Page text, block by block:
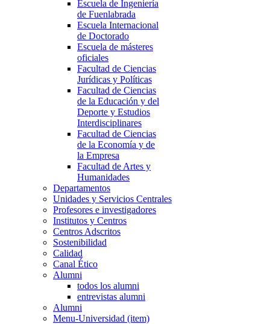
Escuela de Ingeniería
de Fuenlabrada
Escuela Internacional
de Doctorado
Escuela de másteres
oficiales
Facultad de Ciencias
Jurídicas y Políticas
Facultad de Ciencias
de la Educación y del
Deporte y Estudios
Interdisciplinares
Facultad de Ciencias
de la Economía y de
la Empresa
Facultad de Artes y
Humanidades
Departamentos
Unidades y Servicios Centrales
Profesores e investigadores
Institutos y Centros
Centros Adscritos
Sostenibilidad
Calidad
Canal Ético
Alumni
todos los alumni
entrevistas alumni
Alumni
Menu-Universidad (item)